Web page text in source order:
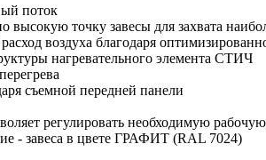
поток
высокую точку завесы для захвата
воздуха благодаря
нагревательного элемента СТИЧ
съемной передней панели
регулировать необходимую
- завеса в цвете ГРАФИТ (RAL 7024)